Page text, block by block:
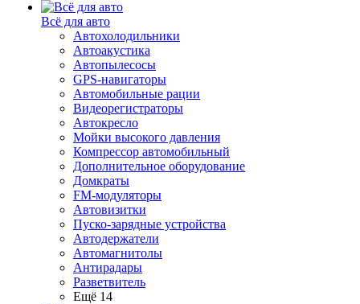
Всё для авто
Автохолодильники
Автоакустика
Автопылесосы
GPS-навигаторы
Автомобильные рации
Видеорегистраторы
Автокресло
Мойки высокого давления
Компрессор автомобильный
Дополнительное оборудование
Домкраты
FM-модуляторы
Автовизитки
Пуско-зарядные устройства
Автодержатели
Автомагнитолы
Антирадары
Разветвитель
Ещё 14